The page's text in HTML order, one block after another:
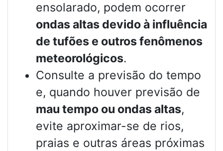
ensolarado, podem ocorrer
ondas altas devido à influência
de tufões e outros fenômenos
meteorológicos.
Consulte a previsão do tempo
e, quando houver previsão de
mau tempo ou ondas altas,
evite aproximar-se de rios,
praias e outras áreas próximas